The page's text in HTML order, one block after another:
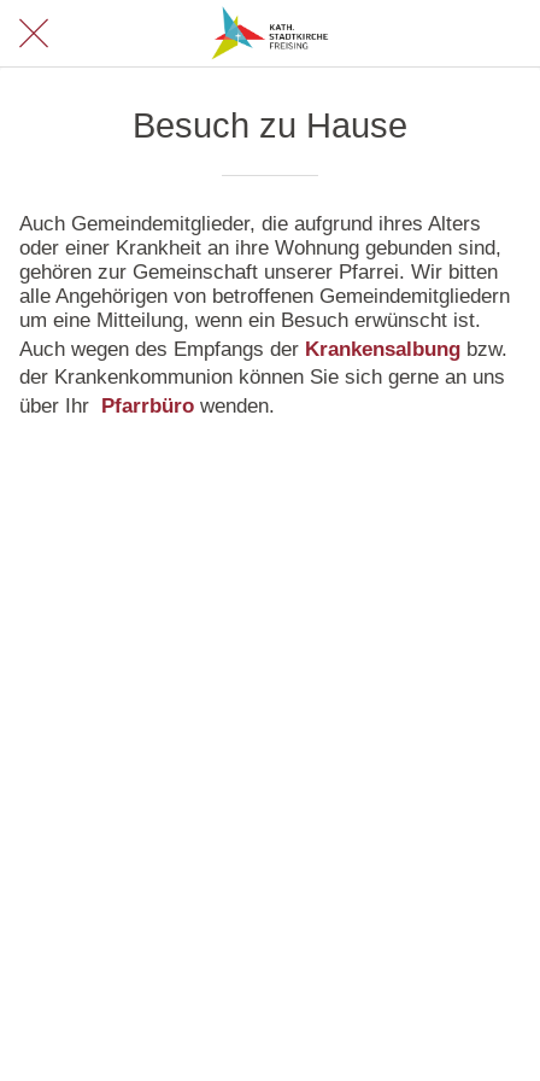
Besuch zu Hause
Auch Gemeindemitglieder, die aufgrund ihres Alters
oder einer Krankheit an ihre Wohnung gebunden sind,
gehören zur Gemeinschaft unserer Pfarrei. Wir bitten
alle Angehörigen von betroffenen Gemeindemitgliedern
um eine Mitteilung, wenn ein Besuch erwünscht ist.
Auch wegen des Empfangs der Krankensalbung bzw.
der Krankenkommunion können Sie sich gerne an uns
über Ihr Pfarrbüro wenden.